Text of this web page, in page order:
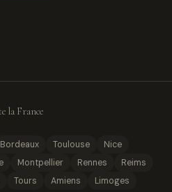
la France
Bordeaux Toulouse
Nice
Montpellier Rennes
Reims
Tours Amiens Limoges